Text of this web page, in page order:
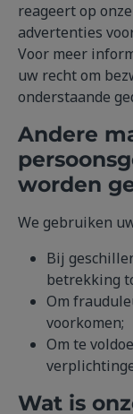
reageert op
advertenties
Voor meer
uw recht om
onderstaande
Andere
worden
We gebruiken
Bij
betrekking
Om
voorkomen;
Om te
Wat is